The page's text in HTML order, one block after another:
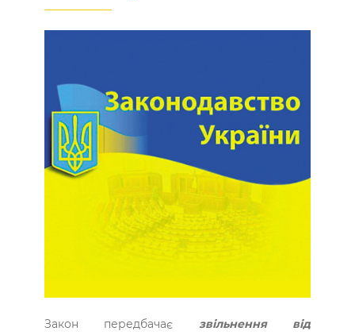
Закон передбачає звільнення від